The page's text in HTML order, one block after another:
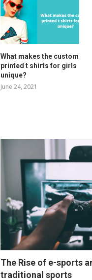
What makes the custom
printed t shirts for girls
unique?
June 24, 2021
The Rise of e-sports
traditional sports